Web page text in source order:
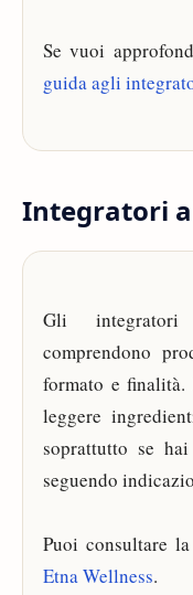
Se vuoi
guida agli
Integratori
Gli integratori
comprendono
formato e finalità.
leggere
soprattutto se
seguendo
Puoi consultare
Etna Wellness.